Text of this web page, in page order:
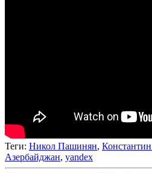
Теги: Никол Пашинян,
Азербайджан, yandex